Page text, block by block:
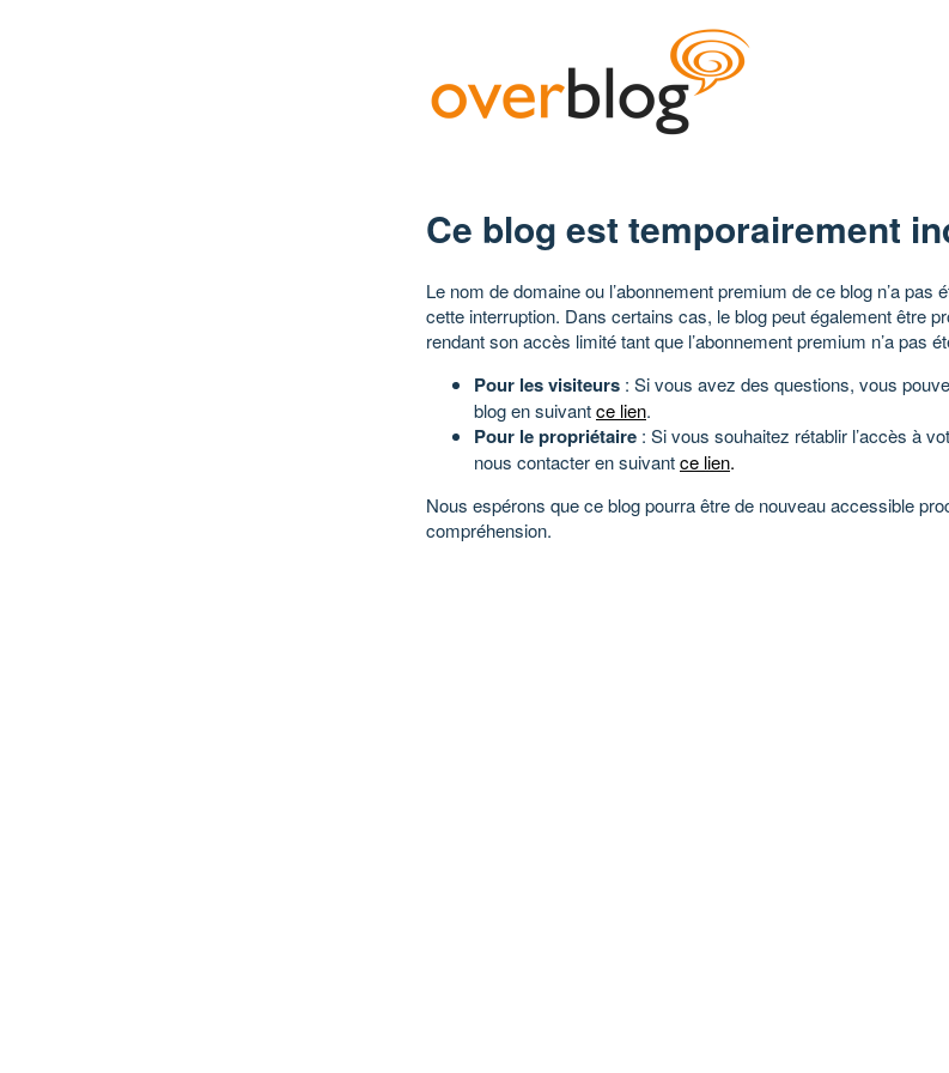
Ce blog est temporairement
Le nom de domaine ou l’abonnement premium de ce blog n’a pas
cette interruption. Dans certains cas, le blog peut également être
rendant son accès limité tant que l’abonnement premium n’a pas
Pour les visiteurs : Si vous avez des questions, vous
blog en suivantce lien.
Pour le propriétaire : Si vous souhaitez rétablir l’accès à
nous contacter en suivantce lien.
Nous espérons que ce blog pourra être de nouveau accessible
compréhension.